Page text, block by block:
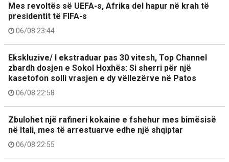
Mes revoltës së UEFA-s, Afrika del hapur në krah të
presidentit të FIFA-s
06/08 23:44
Ekskluzive/ I ekstraduar pas 30 vitesh, Top Channel
zbardh dosjen e Sokol Hoxhës: Si sherri për një
kasetofon solli vrasjen e dy vëllezërve në Patos
06/08 22:58
Zbulohet një rafineri kokaine e fshehur mes bimësisë
në Itali, mes të arrestuarve edhe një shqiptar
06/08 22:55